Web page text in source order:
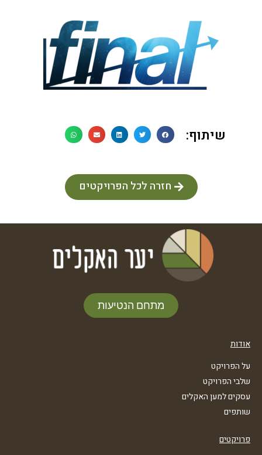
שיתוף:
חזרה לכל הפרויקטים
מתחם הנטיעות
אודות
על הפרויקט
שלבי הפרויקט
עסקים למען האקלים
שותפים
פרויקטים